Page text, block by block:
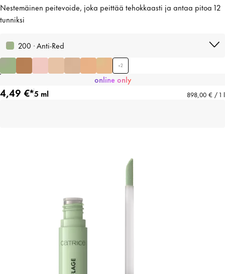
Nestemäinen peitevoide, joka peittää tehokkaasti ja antaa pitoa 12
tunniksi
200 · Anti-Red
+2
online only
4,49 €*5 ml 898,00 € / 1 l